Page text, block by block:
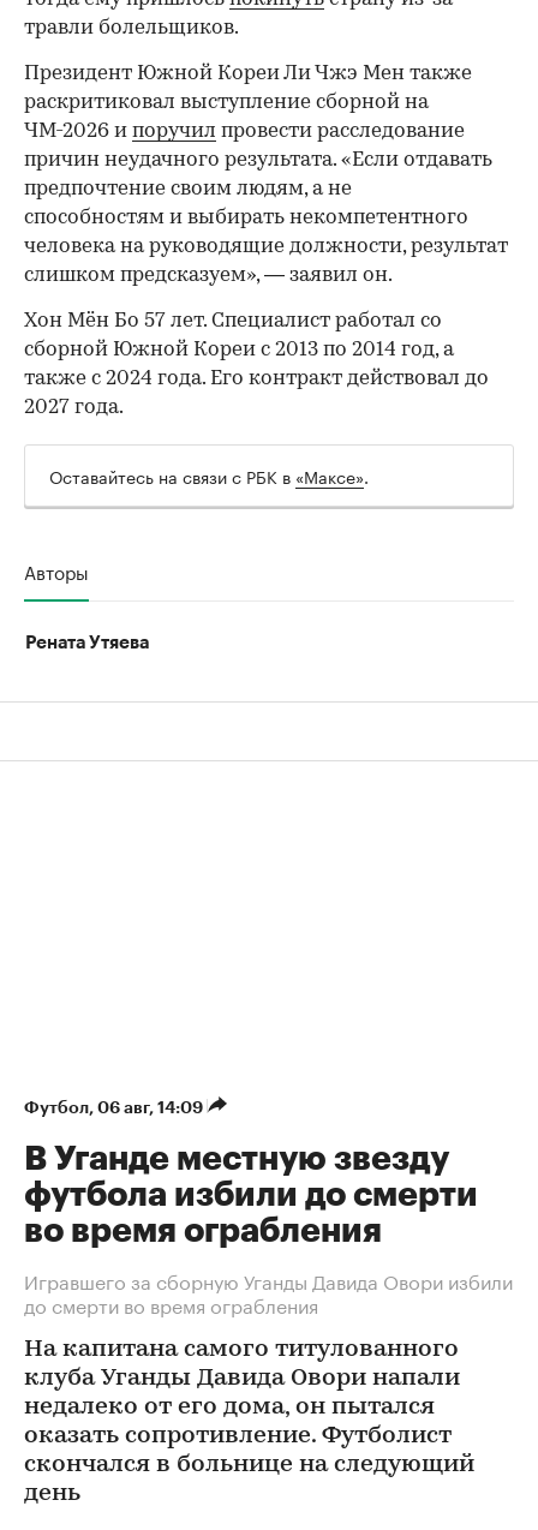
травли болельщиков.
Президент Южной Кореи Ли Чжэ Мен также
раскритиковал выступление сборной на
ЧМ-2026 и поручил провести расследование
причин неудачного результата. «Если отдавать
предпочтение своим людям, а не
способностям и выбирать некомпетентного
человека на руководящие должности, результат
слишком предсказуем», — заявил он.
Хон Мён Бо 57 лет. Специалист работал со
сборной Южной Кореи с 2013 по 2014 год, а
также с 2024 года. Его контракт действовал до
2027 года.
Оставайтесь на связи с РБК в «Максе».
Авторы
Рената Утяева
Футбол⁠, 06 авг, 14:09
В Уганде местную звезду
футбола избили до смерти
во время ограбления
Игравшего за сборную Уганды Давида Овори избили
до смерти во время ограбления
На капитана самого титулованного
клуба Уганды Давида Овори напали
недалеко от его дома, он пытался
оказать сопротивление. Футболист
скончался в больнице на следующий
день